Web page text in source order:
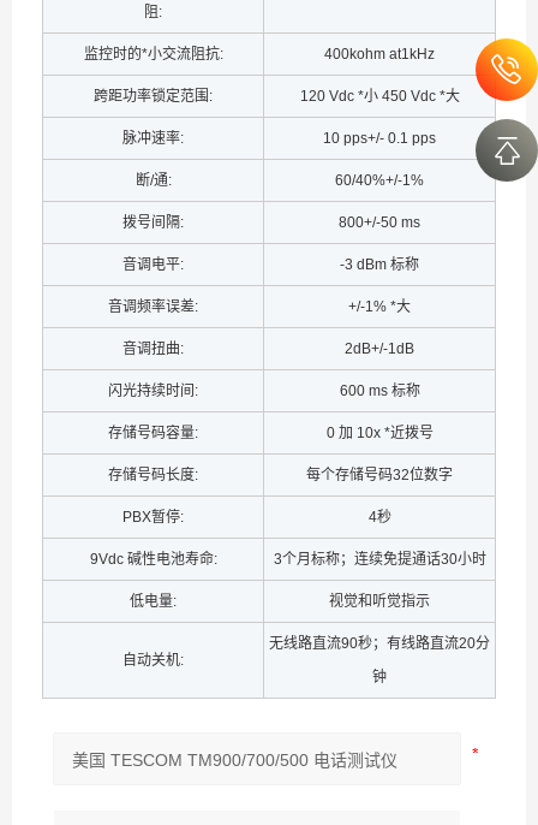
阻:
监控时的*小交流阻抗: 400kohm at1kHz
跨距功率锁定范围: 120 Vdc *小 450 Vdc *大
脉冲速率: 10 pps+/- 0.1 pps
断/通: 60/40%+/-1%
拨号间隔: 800+/-50 ms
音调电平: -3 dBm 标称
音调频率误差: +/-1% *大
音调扭曲: 2dB+/-1dB
闪光持续时间: 600 ms 标称
存储号码容量: 0 加 10x *近拨号
存储号码长度: 每个存储号码32位数字
PBX暂停: 4秒
9Vdc 碱性电池寿命: 3个月标称；连续免提通话30小时
低电量: 视觉和听觉指示
自动关机:
无线路直流90秒；有线路直流20分
钟